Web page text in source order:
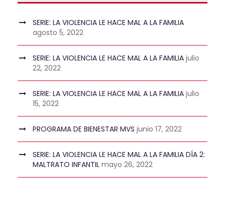
SERIE: LA VIOLENCIA LE HACE MAL A LA FAMILIA
agosto 5, 2022
SERIE: LA VIOLENCIA LE HACE MAL A LA FAMILIA julio
22, 2022
SERIE: LA VIOLENCIA LE HACE MAL A LA FAMILIA julio
15, 2022
PROGRAMA DE BIENESTAR MVS junio 17, 2022
SERIE: LA VIOLENCIA LE HACE MAL A LA FAMILIA DÍA 2:
MALTRATO INFANTIL mayo 26, 2022